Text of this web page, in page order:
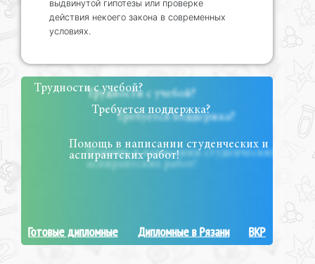
выдвинутой гипотезы или проверке
действия некоего закона в современных
условиях.
Трудности с учебой?
Требуется поддержка?
Помощь в написании студенческих и
аспирантских работ!
Готовые дипломные Дипломные в Рязани ВКР